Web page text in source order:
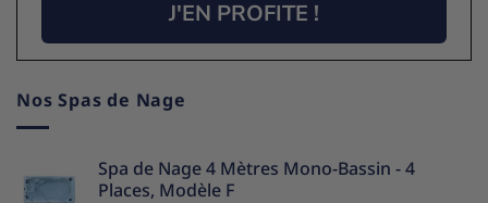
J'EN PROFITE !
Nos Spas de Nage
Spa de Nage 4 Mètres Mono-Bassin - 4
Places, Modèle F